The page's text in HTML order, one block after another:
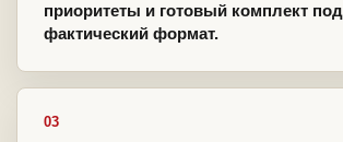
приоритеты и готовый комплект под
фактический формат.
03